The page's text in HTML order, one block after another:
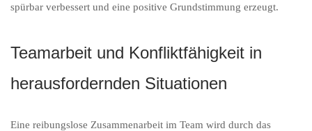
spürbar verbessert und eine positive Grundstimmung erzeugt.
Teamarbeit und Konfliktfähigkeit in
herausfordernden Situationen
Eine reibungslose Zusammenarbeit im Team wird durch das